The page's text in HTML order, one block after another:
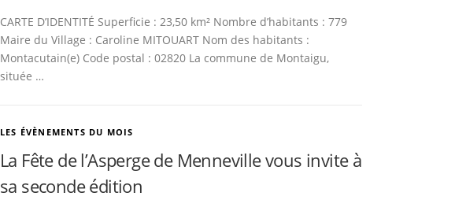
CARTE D’IDENTITÉ Superficie : 23,50 km² Nombre d’habitants : 779
Maire du Village : Caroline MITOUART Nom des habitants :
Montacutain(e) Code postal : 02820 La commune de Montaigu,
située …
LES ÉVÈNEMENTS DU MOIS
La Fête de l’Asperge de Menneville vous invite à
sa seconde édition